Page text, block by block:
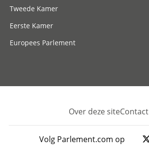
Tweede Kamer
Eerste Kamer
Europees Parlement
Footer
Over deze siteContact
Volg Parlement.com op